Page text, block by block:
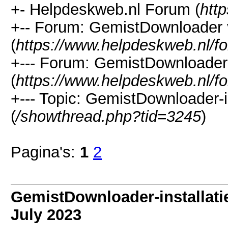
+- Helpdeskweb.nl Forum (
+-- Forum:
(https://www.helpdeskweb.nl/
+--- Forum: GemistDownloader
(https://www.helpdeskweb.nl/
+--- Topic:
(/showthread.php?tid=3245)
Pagina's: 1 2
GemistDownloader-
July 2023